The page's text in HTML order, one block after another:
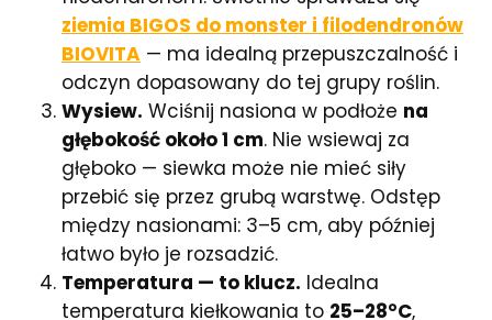
ziemia BIGOS do monster i filodendronów
BIOVITA — ma idealną przepuszczalność i
odczyn dopasowany do tej grupy roślin.
Wysiew. Wciśnij nasiona w podłoże na
głębokość około 1 cm. Nie wsiewaj za
głęboko — siewka może nie mieć siły
przebić się przez grubą warstwę. Odstęp
między nasionami: 3–5 cm, aby później
łatwo było je rozsadzić.
Temperatura — to klucz. Idealna
temperatura kiełkowania to 25–28°C,